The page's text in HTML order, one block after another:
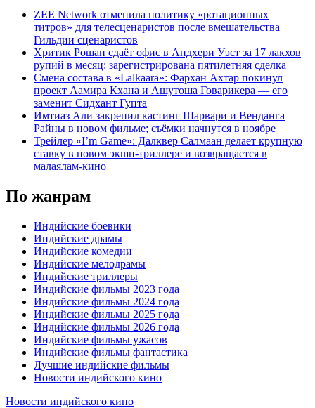
ZEE Network отменила политику «ротационных
титров» для телесценаристов после вмешательства
Гильдии сценаристов
Хритик Рошан сдаёт офис в Андхери Уэст за 17 лакхов
рупий в месяц: зарегистрирована пятилетняя сделка
Смена состава в «Lalkaara»: Фархан Ахтар покинул
проект Аамира Кхана и Ашутоша Говарикера — его
заменит Сидхант Гупта
Имтиаз Али закрепил кастинг Шарвари и Венданга
Райны в новом фильме; съёмки начнутся в ноябре
Трейлер «I’m Game»: Далквер Салмаан делает крупную
ставку в новом экшн-триллере и возвращается в
малаялам-кино
По жанрам
Индийские боевики
Индийские драмы
Индийские комедии
Индийские мелодрамы
Индийские триллеры
Индийские фильмы 2023 года
Индийские фильмы 2024 года
Индийские фильмы 2025 года
Индийские фильмы 2026 года
Индийские фильмы ужасов
Индийские фильмы фантастика
Лучшие индийские фильмы
Новости индийского кино
Новости индийского кино